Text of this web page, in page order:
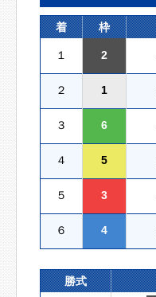
着 枠
１ 2
２ 1
３ 6
４ 5
５ 3
６ 4
勝式